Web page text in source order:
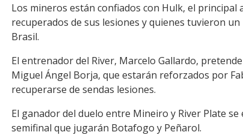
Los mineros están confiados con Hulk, el
recuperados de sus lesiones y quienes tuvieron
Brasil.
El entrenador del River, Marcelo Gallardo,
Miguel Ángel Borja, que estarán reforzados por
recuperarse de sendas lesiones.
El ganador del duelo entre Mineiro y River Plate
semifinal que jugarán Botafogo y Peñarol.